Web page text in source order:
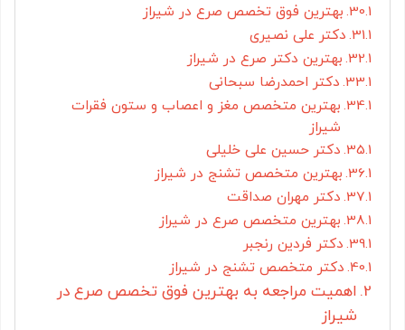
بهترین فوق تخصص صرع در شیراز
دکتر علی نصیری
بهترین دکتر صرع در شیراز
دکتر احمدرضا سبحانی
بهترین متخصص مغز و اعصاب و ستون فقرات
شیراز
دکتر حسین علی خلیلی
بهترین متخصص تشنج در شیراز
دکتر مهران صداقت
بهترین متخصص صرع در شیراز
دکتر فردین رنجبر
دکتر متخصص تشنج در شیراز
اهمیت مراجعه به بهترین فوق تخصص صرع در
شیراز